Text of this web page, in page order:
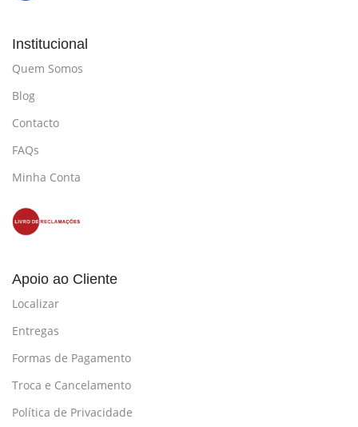
Institucional
Quem Somos
Blog
Contacto
FAQs
Minha Conta
Apoio ao Cliente
Localizar
Entregas
Formas de Pagamento
Troca e Cancelamento
Política de Privacidade